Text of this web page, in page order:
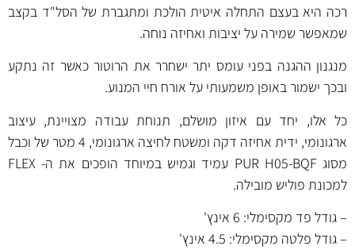
רכה היא בעצם התחלה איטית הולכת ומתגברת של הסל"ד בקצב
שמאפשר שמירה על יציבות ואחיזה נוחה.
מנגנון ההגנה בפני עומס יתר ישחרר את הרוטור כאשר זה נתקע
ובכך ישמור באופן משמעותי על אורח חיי המנוע.
כל אלו, יחד עם איזון מושלם, תנוחת עבודה מצויינת, עיצוב
ארגונומי, ידית אחיזה דקה ומשטח לחיצה ארגונומי, 4 מטר של וכבל
מסוג PUR H05-BQF עמיד וגמיש במיוחד הופכים את ה- FLEX
למכונת פוליש מובילה.
– גודל פד מקסימלי: 6 אינץ'
– גודל פלטה מקסימלי: 4.5 אינץ'